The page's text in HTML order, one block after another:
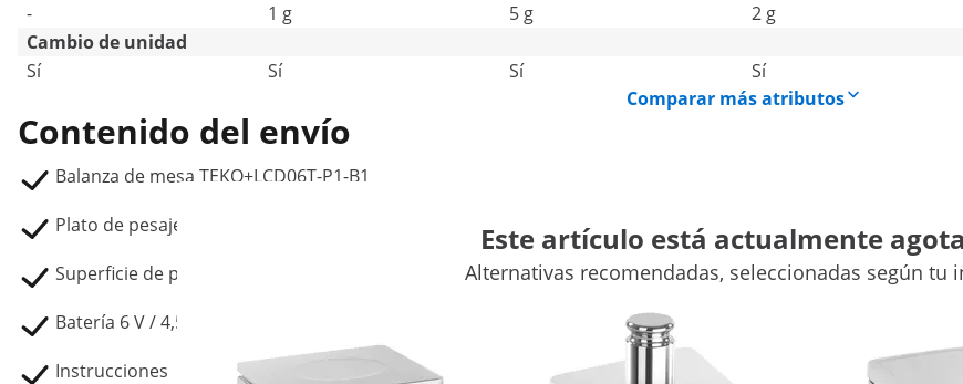
-
1 g 5 g 2 g
Cambio de unidad
Sí
Sí Sí Sí
Comparar más atributos
Contenido del envío
Balanza de mesa TEKO+LCD06T-P1-B1
Plato de pesaje profundo
Superficie de pesaje de acero inoxidable
Batería 6 V / 4,5 Ah
Instrucciones
Este artículo está actualmente
Alternativas recomendadas, seleccionadas según tu